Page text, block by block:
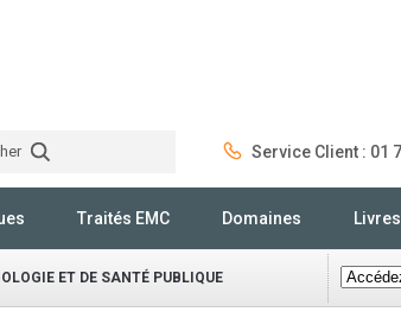
Service Client : 01
Traités EMC Domaines Livres
ET DE SANTÉ PUBLIQUE